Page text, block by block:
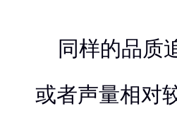
同样的品质
或者声量相对